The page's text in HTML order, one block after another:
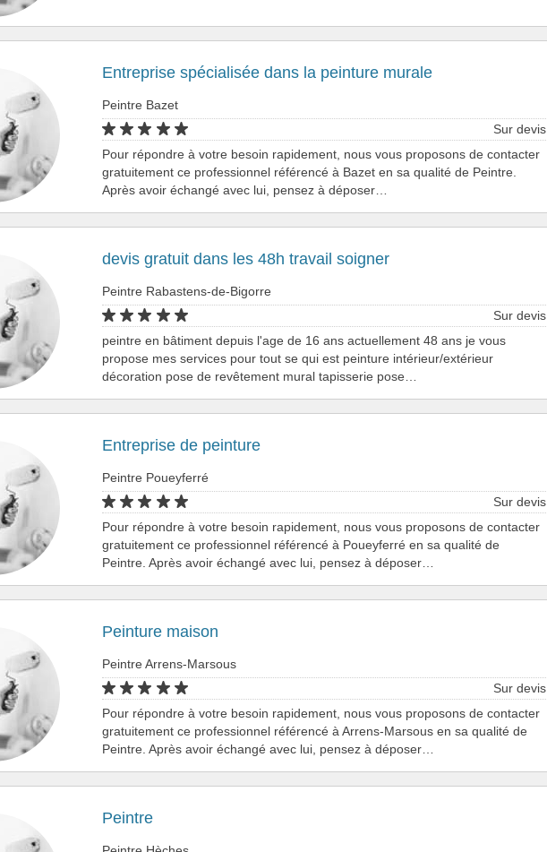
Entreprise spécialisée dans la peinture murale
Peintre Bazet
Sur devis
Pour répondre à votre besoin rapidement, nous vous proposons de contacter
gratuitement ce professionnel référencé à Bazet en sa qualité de Peintre.
Après avoir échangé avec lui, pensez à déposer…
devis gratuit dans les 48h travail soigner
Peintre Rabastens-de-Bigorre
Sur devis
peintre en bâtiment depuis l'age de 16 ans actuellement 48 ans je vous
propose mes services pour tout se qui est peinture intérieur/extérieur
décoration pose de revêtement mural tapisserie pose…
Entreprise de peinture
Peintre Poueyferré
Sur devis
Pour répondre à votre besoin rapidement, nous vous proposons de contacter
gratuitement ce professionnel référencé à Poueyferré en sa qualité de
Peintre. Après avoir échangé avec lui, pensez à déposer…
Peinture maison
Peintre Arrens-Marsous
Sur devis
Pour répondre à votre besoin rapidement, nous vous proposons de contacter
gratuitement ce professionnel référencé à Arrens-Marsous en sa qualité de
Peintre. Après avoir échangé avec lui, pensez à déposer…
Peintre